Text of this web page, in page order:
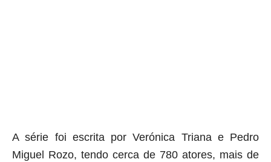
A série foi escrita por Verónica Triana e Pedro
Miguel Rozo, tendo cerca de 780 atores, mais de